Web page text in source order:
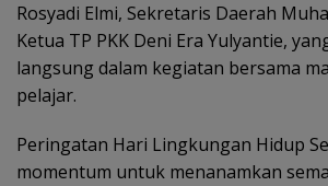
Rosyadi Elmi, Sekretaris Daerah
Ketua TP PKK Deni Era Yulyantie,
langsung dalam kegiatan bersama
pelajar.
Peringatan Hari Lingkungan Hidup
momentum untuk menanamkan